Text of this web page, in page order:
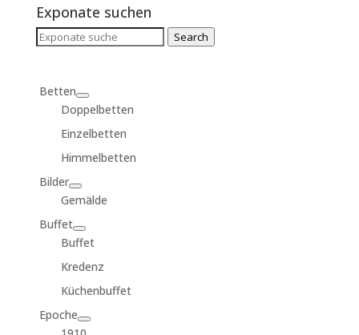
Exponate suchen
Search
Search
Betten
Doppelbetten
Einzelbetten
Himmelbetten
Bilder
Gemälde
Buffet
Buffet
Kredenz
Küchenbuffet
Epoche